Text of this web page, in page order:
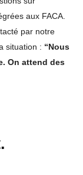
aux FACA.
par notre
situation : “Nous
On attend des